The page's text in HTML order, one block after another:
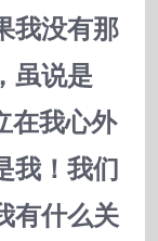
我没有那
虽说是
在我心外
我！我们
有什么关